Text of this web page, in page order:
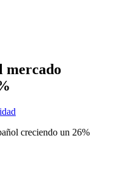
mercado